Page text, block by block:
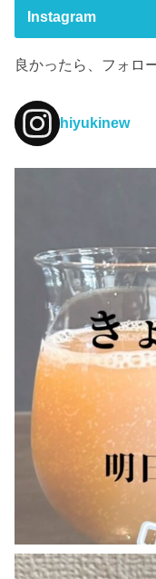
Instagram
良かったら、フォロ
hiyukinew